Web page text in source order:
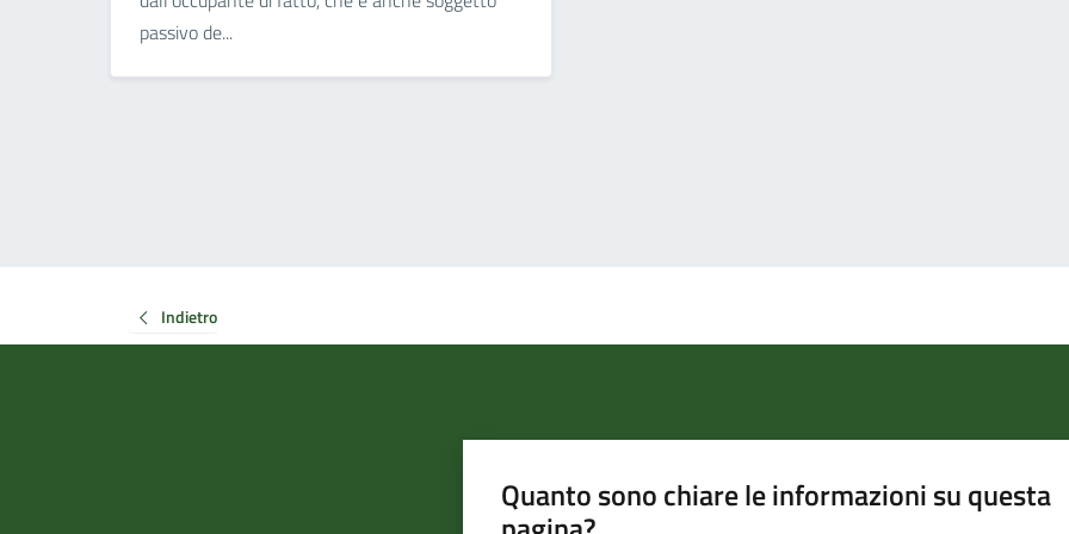
passivo de...
Indietro
Quanto sono chiare le informazioni su questa